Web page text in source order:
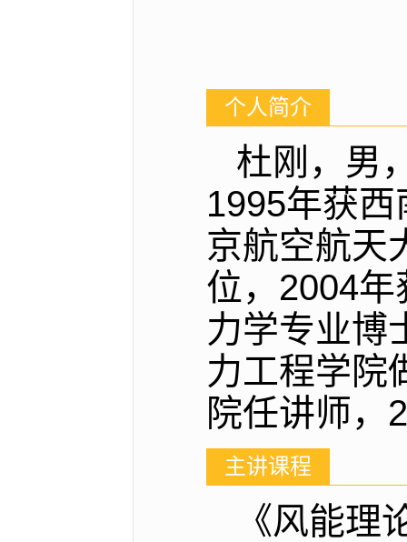
个人简介
杜刚，男
1995年获
京航空航天
位，2004
力学专业博
力工程学院
院任讲师，
主讲课程
《风能理